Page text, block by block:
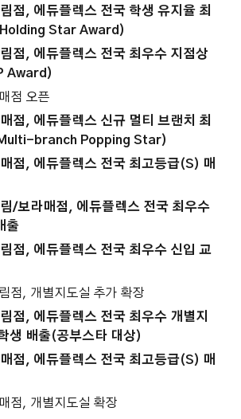
점, 에듀플렉스 전국 학생 유지율 최
Star Award)
점, 에듀플렉스 전국 최우수 지점상
Award)
점 오픈
점, 에듀플렉스 신규 멀티 브랜치 최
branch Popping Star)
점, 에듀플렉스 전국 최고등급(S) 매
/보라매점, 에듀플렉스 전국 최우수
출
점, 에듀플렉스 전국 최우수 신입 교
점, 개별지도실 추가 확장
점, 에듀플렉스 전국 최우수 개별지
생 배출(공부스타 대상)
점, 에듀플렉스 전국 최고등급(S) 매
점, 개별지도실 확장